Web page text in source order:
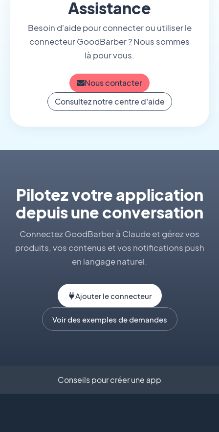
Assistance
Besoin d'aide pour connecter ou utiliser le
connecteur GoodBarber ? Nous sommes
là pour vous.
Nous contacter
Consultez notre centre d'aide
Pilotez votre application
depuis une conversation
Connectez GoodBarber à Claude et gérez vos
produits, vos contenus et vos notifications push
en langage naturel.
Ajouter le connecteur
Voir des exemples de demandes
Conseils pour créer une app